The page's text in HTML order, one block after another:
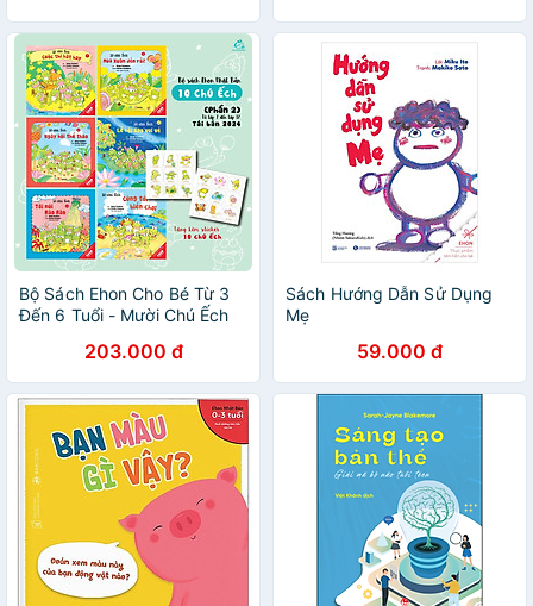
Bộ Sách Ehon Cho Bé Từ 3
Đến 6 Tuổi - Mười Chú Ếch
Ehomebooks203.000 đ
Sách Hướng Dẫn Sử Dụng
Mẹ
59.000 đ